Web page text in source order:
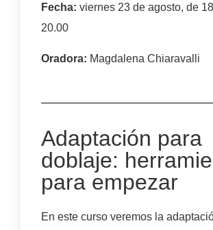
Fecha: viernes 23 de agosto, de
20.00
Oradora: Magdalena Chiaravalli
Adaptación para
doblaje:
para empezar
En este curso veremos la